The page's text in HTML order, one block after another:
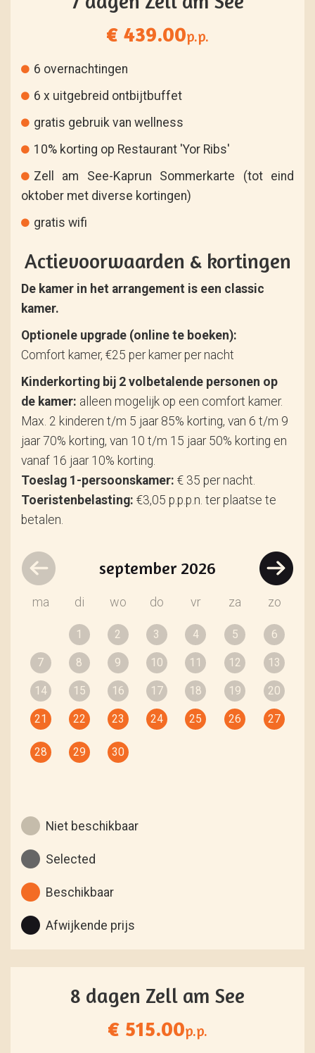
€ 439.00p.p.
6 overnachtingen
6 x uitgebreid ontbijtbuffet
gratis gebruik van wellness
10% korting op Restaurant 'Yor Ribs'
Zell am See-Kaprun Sommerkarte (tot eind
oktober met diverse kortingen)
gratis wifi
Actievoorwaarden & kortingen
De kamer in het arrangement is een classic
kamer.
Optionele upgrade (online te boeken):
Comfort kamer, €25 per kamer per nacht
Kinderkorting bij 2 volbetalende personen op
de kamer: alleen mogelijk op een comfort kamer.
Max. 2 kinderen t/m 5 jaar 85% korting, van 6 t/m 9
jaar 70% korting, van 10 t/m 15 jaar 50% korting en
vanaf 16 jaar 10% korting.
Toeslag 1-persoonskamer: € 35 per nacht.
Toeristenbelasting: €3,05 p.p.p.n. ter plaatse te
betalen.
september 2026
ma di wo do vr za zo
1 2 3 4 5 6
7 8 9 10 11 12 13
14 15 16 17 18 19 20
21 22 23 24 25 26 27
28 29 30
Niet beschikbaar
Selected
Beschikbaar
Afwijkende prijs
8 dagen Zell am See
€ 515.00p.p.